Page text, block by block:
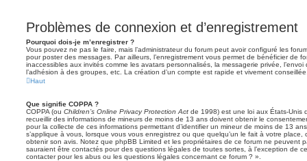
Problèmes de connexion et d’enregistrement
Pourquoi dois-je m’enregistrer ?
Vous pouvez ne pas le faire, mais l’administrateur du forum peut avoir configuré les
pour poster des messages. Par ailleurs, l’enregistrement vous permet de bénéficier de
inaccessibles aux invités comme les avatars personnalisés, la messagerie privée,
l’adhésion à des groupes, etc. La création d’un compte est rapide et vivement
Haut
Que signifie COPPA ?
COPPA (ou Children’s Online Privacy Protection Act de 1998) est une loi aux États-Unis
recueillir des informations de mineurs de moins de 13 ans doivent obtenir le
pour la collecte de ces informations permettant d’identifier un mineur de moins de 13
s’applique à vous, lorsque vous vous enregistrez ou que quelqu’un le fait à votre
obtenir son avis. Notez que phpBB Limited et les propriétaires de ce forum ne peuvent
sauraient être contactés pour des questions légales de toutes sortes, à l’exception de
contacter pour les abus ou les questions légales concernant ce forum ? ».